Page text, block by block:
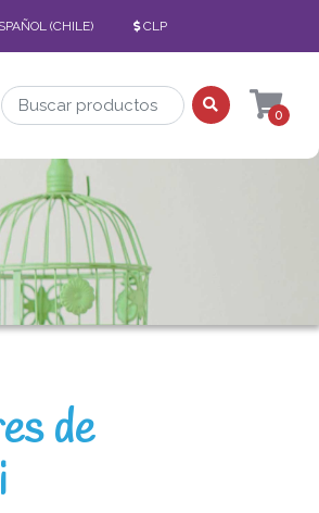
(CHILE) CLP
0
de